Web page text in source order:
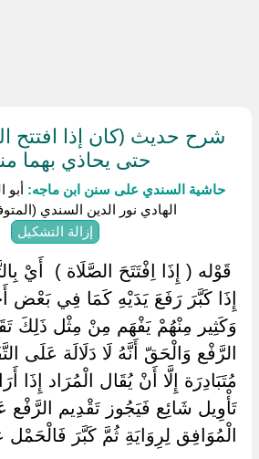
شرح حديث (كان إذا افتتح
حتى يحاذي بهما
حاشية السندي على سنن ابن ماجه:
الهادي نور الدين السندي (المتوفى:
إزالة التشكيل
‏قَوْله ( إِذَا اِفْتَتَحَ الصَّلَاة ) ‏ ‏أَيْ
إِذَا كَبَّرَ رَفَعَ يَدَيْهِ كَمَا فِي بَعْض
وَكَثِير مِنْهُمْ يَفْهَم مِنْ مِثْل ذَلِكَ
الرَّفْع وَالْحَقّ أَنَّهُ لَا دَلَالَة عَلَى
مُتَبَادِرَة إِلَّا أَنْ يُقَال الْمُرَاد إِذَا
تَأْوِيل شَائِع فَيَجُوز تَقْدِيم الرَّفْع
الْمُوَافِق لِرِوَايَةِ ثُمَّ كَبَّرَ فَالْحَمْل